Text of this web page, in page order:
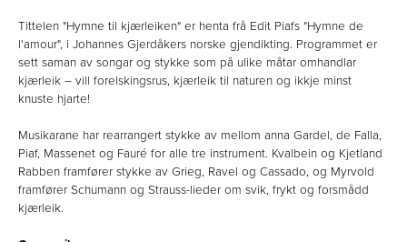
Tittelen "Hymne til kjærleiken" er henta frå Edit Piafs "Hymne de
l'amour", i Johannes Gjerdåkers norske gjendikting. Programmet er
sett saman av songar og stykke som på ulike måtar omhandlar
kjærleik – vill forelskingsrus, kjærleik til naturen og ikkje minst
knuste hjarte!
Musikarane har rearrangert stykke av mellom anna Gardel, de Falla,
Piaf, Massenet og Fauré for alle tre instrument. Kvalbein og Kjetland
Rabben framfører stykke av Grieg, Ravel og Cassado, og Myrvold
framfører Schumann og Strauss-lieder om svik, frykt og forsmådd
kjærleik.